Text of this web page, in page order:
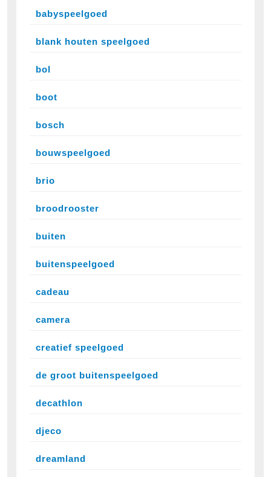
babyspeelgoed
blank houten speelgoed
bol
boot
bosch
bouwspeelgoed
brio
broodrooster
buiten
buitenspeelgoed
cadeau
camera
creatief speelgoed
de groot buitenspeelgoed
decathlon
djeco
dreamland